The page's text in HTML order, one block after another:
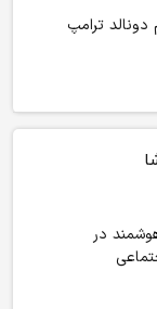
دونالد ترامپ
در